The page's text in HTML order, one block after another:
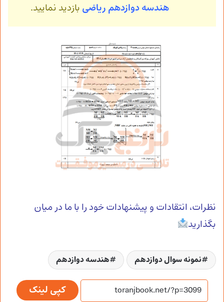
هندسهدوازدهم ریاضی بازدید نمایید.
نظرات، انتقادات و پیشنهادات خود را با ما در میان
بگذارید
نمونه سوال دوازدهم هندسه دوازدهم
کپی لینک